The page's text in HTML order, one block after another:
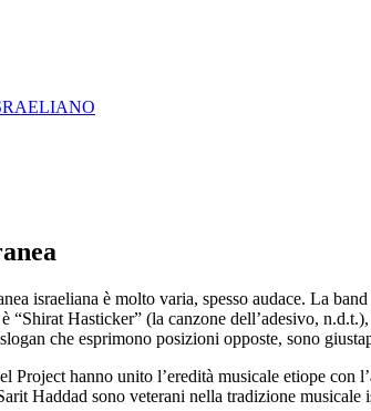
israeliana è molto varia, spesso audace. La
“Shirat Hasticker” (la canzone dell’adesivo,
che esprimono posizioni opposte, sono
Project hanno unito l’eredità musicale etiope con
Haddad sono veterani nella tradizione